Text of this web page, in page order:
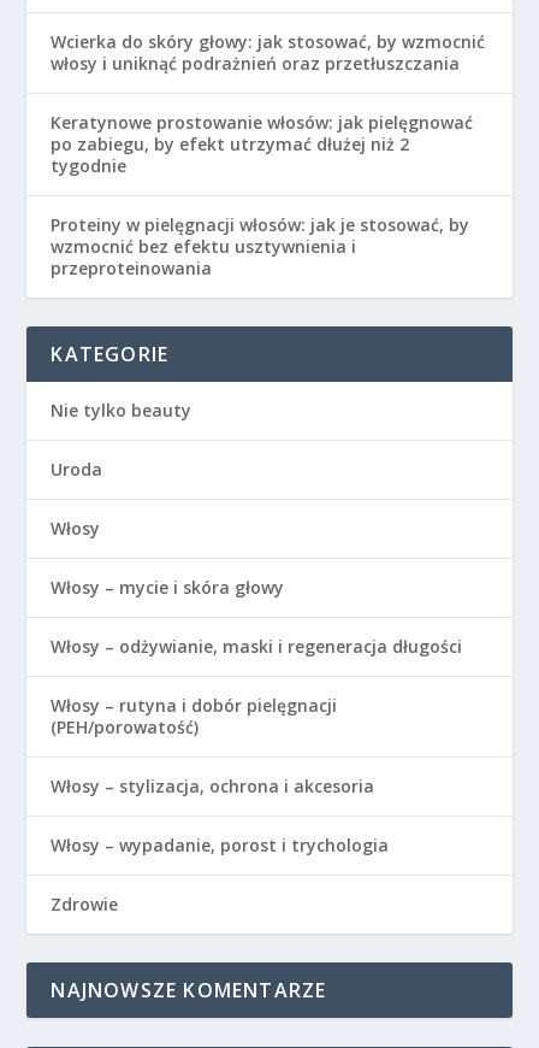
Wcierka do skóry głowy: jak stosować, by wzmocnić
włosy i uniknąć podrażnień oraz przetłuszczania
Keratynowe prostowanie włosów: jak pielęgnować
po zabiegu, by efekt utrzymać dłużej niż 2
tygodnie
Proteiny w pielęgnacji włosów: jak je stosować, by
wzmocnić bez efektu usztywnienia i
przeproteinowania
KATEGORIE
Nie tylko beauty
Uroda
Włosy
Włosy – mycie i skóra głowy
Włosy – odżywianie, maski i regeneracja długości
Włosy – rutyna i dobór pielęgnacji
(PEH/porowatość)
Włosy – stylizacja, ochrona i akcesoria
Włosy – wypadanie, porost i trychologia
Zdrowie
NAJNOWSZE KOMENTARZE